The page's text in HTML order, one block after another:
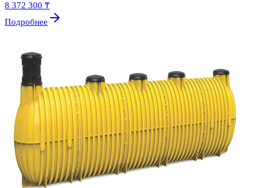
8 372 300 ₸
Подробнее